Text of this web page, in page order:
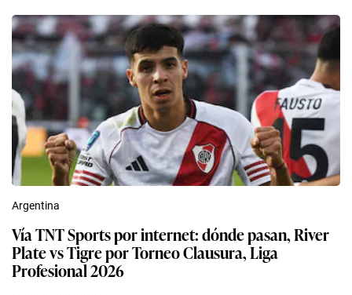
Argentina
Vía TNT Sports por internet: dónde pasan, River
Plate vs Tigre por Torneo Clausura, Liga
Profesional 2026